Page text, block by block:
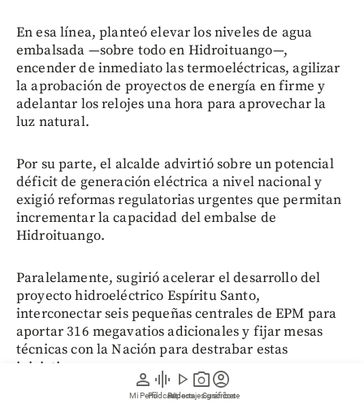
person
Mi Perfil
graphic_eq
Pódcast
play_arrow
Videos
photo_camera
Reportajes gráficos
account_circle
Suscríbete
En esa línea, planteó elevar los niveles de agua
embalsada —sobre todo en Hidroituango—,
encender de inmediato las termoeléctricas, agilizar
la aprobación de proyectos de energía en firme y
adelantar los relojes una hora para aprovechar la
luz natural.
Por su parte, el alcalde advirtió sobre un potencial
déficit de generación eléctrica a nivel nacional y
exigió reformas regulatorias urgentes que permitan
incrementar la capacidad del embalse de
Hidroituango.
Paralelamente, sugirió acelerar el desarrollo del
proyecto hidroeléctrico Espíritu Santo,
interconectar seis pequeñas centrales de EPM para
aportar 316 megavatios adicionales y fijar mesas
técnicas con la Nación para destrabar estas
iniciativas.